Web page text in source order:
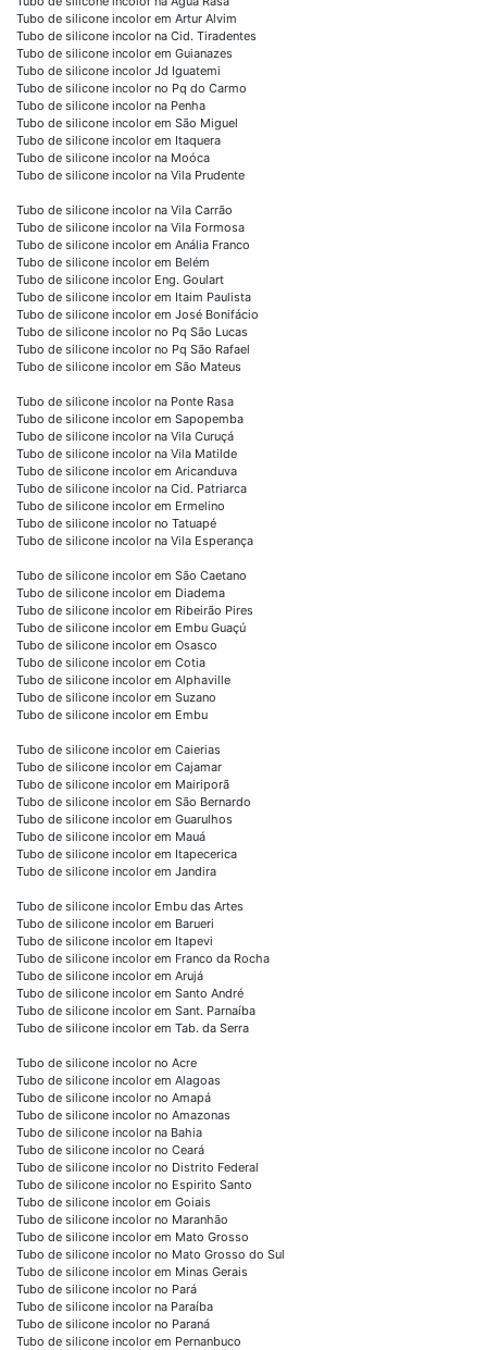
Tubo de silicone incolor em Artur Alvim
Tubo de silicone incolor na Cid. Tiradentes
Tubo de silicone incolor em Guianazes
Tubo de silicone incolor Jd Iguatemi
Tubo de silicone incolor no Pq do Carmo
Tubo de silicone incolor na Penha
Tubo de silicone incolor em São Miguel
Tubo de silicone incolor em Itaquera
Tubo de silicone incolor na Moóca
Tubo de silicone incolor na Vila Prudente
Tubo de silicone incolor na Vila Carrão
Tubo de silicone incolor na Vila Formosa
Tubo de silicone incolor em Anália Franco
Tubo de silicone incolor em Belém
Tubo de silicone incolor Eng. Goulart
Tubo de silicone incolor em Itaim Paulista
Tubo de silicone incolor em José Bonifácio
Tubo de silicone incolor no Pq São Lucas
Tubo de silicone incolor no Pq São Rafael
Tubo de silicone incolor em São Mateus
Tubo de silicone incolor na Ponte Rasa
Tubo de silicone incolor em Sapopemba
Tubo de silicone incolor na Vila Curuçá
Tubo de silicone incolor na Vila Matilde
Tubo de silicone incolor em Aricanduva
Tubo de silicone incolor na Cid. Patriarca
Tubo de silicone incolor em Ermelino
Tubo de silicone incolor no Tatuapé
Tubo de silicone incolor na Vila Esperança
Tubo de silicone incolor em São Caetano
Tubo de silicone incolor em Diadema
Tubo de silicone incolor em Ribeirão Pires
Tubo de silicone incolor em Embu Guaçú
Tubo de silicone incolor em Osasco
Tubo de silicone incolor em Cotia
Tubo de silicone incolor em Alphaville
Tubo de silicone incolor em Suzano
Tubo de silicone incolor em Embu
Tubo de silicone incolor em Caierias
Tubo de silicone incolor em Cajamar
Tubo de silicone incolor em Mairiporã
Tubo de silicone incolor em São Bernardo
Tubo de silicone incolor em Guarulhos
Tubo de silicone incolor em Mauá
Tubo de silicone incolor em Itapecerica
Tubo de silicone incolor em Jandira
Tubo de silicone incolor Embu das Artes
Tubo de silicone incolor em Barueri
Tubo de silicone incolor em Itapevi
Tubo de silicone incolor em Franco da Rocha
Tubo de silicone incolor em Arujá
Tubo de silicone incolor em Santo André
Tubo de silicone incolor em Sant. Parnaíba
Tubo de silicone incolor em Tab. da Serra
Tubo de silicone incolor no Acre
Tubo de silicone incolor em Alagoas
Tubo de silicone incolor no Amapá
Tubo de silicone incolor no Amazonas
Tubo de silicone incolor na Bahia
Tubo de silicone incolor no Ceará
Tubo de silicone incolor no Distrito Federal
Tubo de silicone incolor no Espirito Santo
Tubo de silicone incolor em Goiais
Tubo de silicone incolor no Maranhão
Tubo de silicone incolor em Mato Grosso
Tubo de silicone incolor no Mato Grosso do Sul
Tubo de silicone incolor em Minas Gerais
Tubo de silicone incolor no Pará
Tubo de silicone incolor na Paraíba
Tubo de silicone incolor no Paraná
Tubo de silicone incolor em Pernanbuco